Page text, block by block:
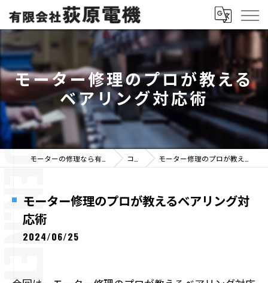
モーター修理のプロが教える
ベアリング対応術
コラム モーター修理のプロが教えるベアリング対応術
モーター修理のプロが教えるベアリング対
応術
2024/06/25